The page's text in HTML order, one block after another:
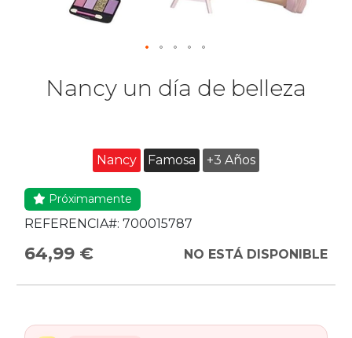
Nancy un día de belleza
Nancy Famosa +3 Años
Próximamente
REFERENCIA#: 700015787
64,99 € NO ESTÁ DISPONIBLE